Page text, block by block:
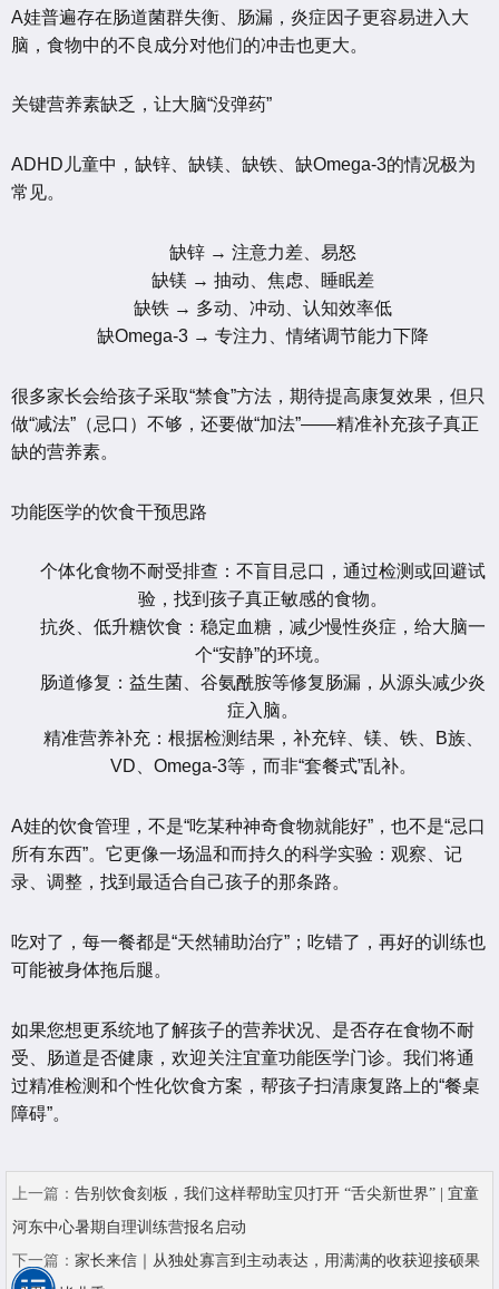
A娃普遍存在肠道菌群失衡、肠漏，炎症因子更容易进入大
脑，食物中的不良成分对他们的冲击也更大。
关键营养素缺乏，让大脑“没弹药”
ADHD儿童中，缺锌、缺镁、缺铁、缺Omega-3的情况极为
常见。
缺锌 → 注意力差、易怒
缺镁 → 抽动、焦虑、睡眠差
缺铁 → 多动、冲动、认知效率低
缺Omega-3 → 专注力、情绪调节能力下降
很多家长会给孩子采取“禁食”方法，期待提高康复效果，但只
做“减法”（忌口）不够，还要做“加法”——精准补充孩子真正
缺的营养素。
功能医学的饮食干预思路
个体化食物不耐受排查：不盲目忌口，通过检测或回避试
验，找到孩子真正敏感的食物。
抗炎、低升糖饮食：稳定血糖，减少慢性炎症，给大脑一
个“安静”的环境。
肠道修复：益生菌、谷氨酰胺等修复肠漏，从源头减少炎
症入脑。
精准营养补充：根据检测结果，补充锌、镁、铁、B族、
VD、Omega-3等，而非“套餐式”乱补。
A娃的饮食管理，不是“吃某种神奇食物就能好”，也不是“忌口
所有东西”。它更像一场温和而持久的科学实验：观察、记
录、调整，找到最适合自己孩子的那条路。
吃对了，每一餐都是“天然辅助治疗”；吃错了，再好的训练也
可能被身体拖后腿。
如果您想更系统地了解孩子的营养状况、是否存在食物不耐
受、肠道是否健康，欢迎关注宜童功能医学门诊。我们将通
过精准检测和个性化饮食方案，帮孩子扫清康复路上的“餐桌
障碍”。
上一篇： 告别饮食刻板，我们这样帮助宝贝打开 “舌尖新世界” | 宜童
河东中心暑期自理训练营报名启动
下一篇： 家长来信｜从独处寡言到主动表达，用满满的收获迎接硕果